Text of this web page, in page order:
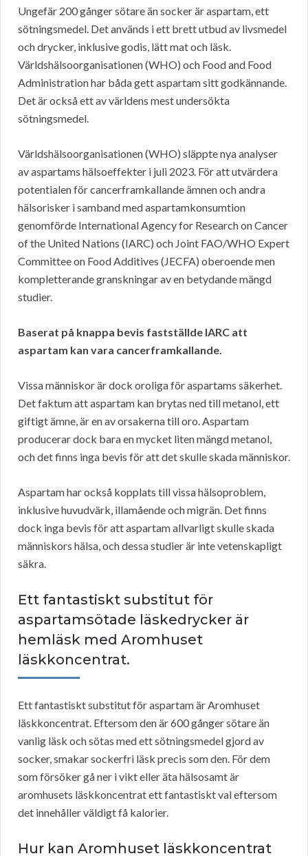
Ungefär 200 gånger sötare än socker är aspartam, ett
sötningsmedel. Det används i ett brett utbud av livsmedel
och drycker, inklusive godis, lätt mat och läsk.
Världshälsoorganisationen (WHO) och Food and Food
Administration har båda gett aspartam sitt godkännande.
Det är också ett av världens mest undersökta
sötningsmedel.
Världshälsoorganisationen (WHO) släppte nya analyser
av aspartams hälsoeffekter i juli 2023. För att utvärdera
potentialen för cancerframkallande ämnen och andra
hälsorisker i samband med aspartamkonsumtion
genomförde International Agency for Research on Cancer
of the United Nations (IARC) och Joint FAO/WHO Expert
Committee on Food Additives (JECFA) oberoende men
kompletterande granskningar av en betydande mängd
studier.
Baserat på knappa bevis fastställde IARC att
aspartam kan vara cancerframkallande.
Vissa människor är dock oroliga för aspartams säkerhet.
Det faktum att aspartam kan brytas ned till metanol, ett
giftigt ämne, är en av orsakerna till oro. Aspartam
producerar dock bara en mycket liten mängd metanol,
och det finns inga bevis för att det skulle skada människor.
Aspartam har också kopplats till vissa hälsoproblem,
inklusive huvudvärk, illamående och migrän. Det finns
dock inga bevis för att aspartam allvarligt skulle skada
människors hälsa, och dessa studier är inte vetenskapligt
säkra.
Ett fantastiskt substitut för
aspartamsötade läskedrycker är
hemläsk med Aromhuset
läskkoncentrat.
Ett fantastiskt substitut för aspartam är Aromhuset
läskkoncentrat. Eftersom den är 600 gånger sötare än
vanlig läsk och sötas med ett sötningsmedel gjord av
socker, smakar sockerfri läsk precis som den. För dem
som försöker gå ner i vikt eller äta hälsosamt är
aromhusets läskkoncentrat ett fantastiskt val eftersom
det innehåller väldigt få kalorier.
Hur kan Aromhuset läskkoncentrat